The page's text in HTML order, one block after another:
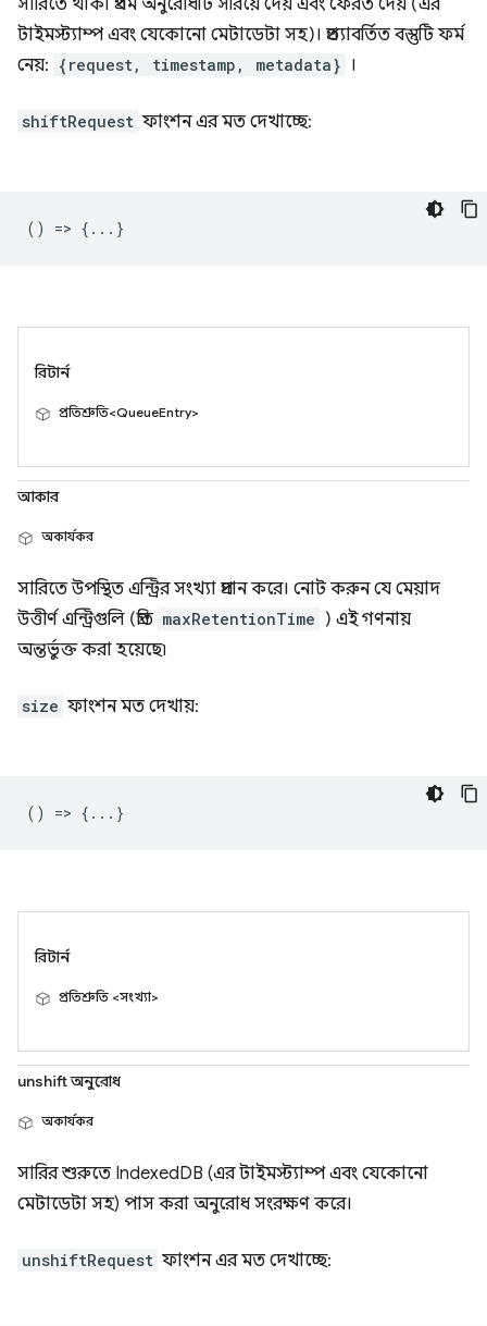
সারিতে থাকা প্রথম অনুরোধটি সরিয়ে দেয় এবং ফেরত দেয় (এর
টাইমস্ট্যাম্প এবং যেকোনো মেটাডেটা সহ)। প্রত্যাবর্তিত বস্তুটি ফর্ম
নেয়: {request, timestamp, metadata} ।
shiftRequest ফাংশন এর মত দেখাচ্ছে:
() => {...}
রিটার্ন
প্রতিশ্রুতি<QueueEntry>
আকার
অকার্যকর
সারিতে উপস্থিত এন্ট্রির সংখ্যা প্রদান করে। নোট করুন যে মেয়াদ
উত্তীর্ণ এন্ট্রিগুলি (প্রতি maxRetentionTime ) এই গণনায়
অন্তর্ভুক্ত করা হয়েছে৷
size ফাংশন মত দেখায়:
() => {...}
রিটার্ন
প্রতিশ্রুতি <সংখ্যা>
unshift অনুরোধ
অকার্যকর
সারির শুরুতে IndexedDB (এর টাইমস্ট্যাম্প এবং যেকোনো
মেটাডেটা সহ) পাস করা অনুরোধ সংরক্ষণ করে।
unshiftRequest ফাংশন এর মত দেখাচ্ছে: